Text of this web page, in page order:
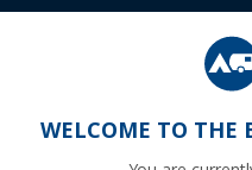
& kooktoestellen
fk2
WELCOME TO THE